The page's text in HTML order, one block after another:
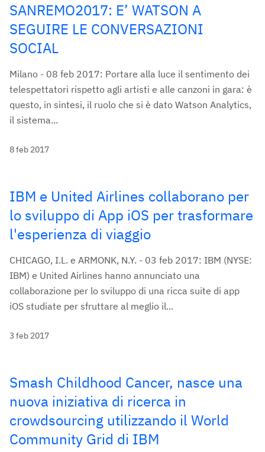
SANREMO2017: E’ WATSON A
SEGUIRE LE CONVERSAZIONI
SOCIAL
Milano - 08 feb 2017: Portare alla luce il sentimento dei
telespettatori rispetto agli artisti e alle canzoni in gara: è
questo, in sintesi, il ruolo che si è dato Watson Analytics,
il sistema...
8 feb 2017
IBM e United Airlines collaborano per
lo sviluppo di App iOS per trasformare
l'esperienza di viaggio
CHICAGO, I.L. e ARMONK, N.Y. - 03 feb 2017: IBM (NYSE:
IBM) e United Airlines hanno annunciato una
collaborazione per lo sviluppo di una ricca suite di app
iOS studiate per sfruttare al meglio il...
3 feb 2017
Smash Childhood Cancer, nasce una
nuova iniziativa di ricerca in
crowdsourcing utilizzando il World
Community Grid di IBM